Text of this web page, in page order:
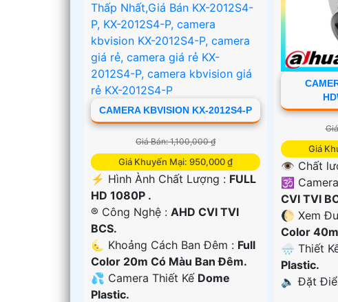
CAMERA KBVISION KX-2012S4-P
Giá Bán: 1,100,000 ₫
Giá Khuyến Mại: 950,000 ₫
️⚡ Hình Ành Chất Lượng : FULL
HD 1080P .
®️ Công Nghệ : AHD CVI TVI
BCS.
🌜 Khoảng Cách Ban Đêm : Full
Color 20m Có Màu Ban Ðêm.
💦 Camera Thiết Kế Dome
Plastic.
Giá
👁 Chất
🕉️
CVI TVI
🌔 Xem
Color
🌧️ Thiết
Plastic.
️🔈 Đặt